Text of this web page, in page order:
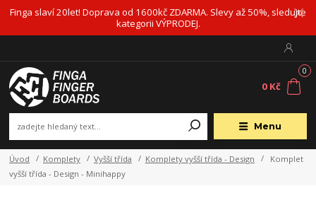
Finga slaví 20let! Doprava od 1600kč ZDARMA. Slevy až 50%, sledujte
kategorii VÝPRODEJ.
Menu
0
0 Kč
Úvod Komplety Vyšší třída Komplety vyšší třída - Design
Komplet
vyšší třída - Design - Minihappy